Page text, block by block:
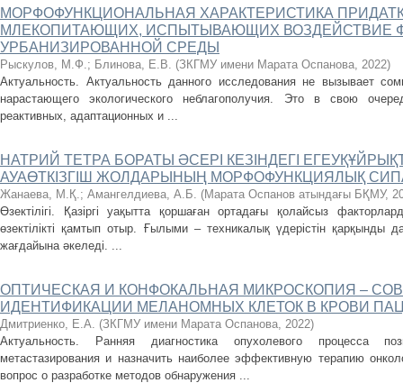
МОРФОФУНКЦИОНАЛЬНАЯ ХАРАКТЕРИСТИКА
МЛЕКОПИТАЮЩИХ, ИСПЫТЫВАЮЩИХ ВОЗДЕЙСТВИЕ
УРБАНИЗИРОВАННОЙ СРЕДЫ
Рыскулов, М.Ф.; Блинова, Е.В. (ЗКГМУ имени Марата Оспанова, 2022)
Актуальность. Актуальность данного исследования не вызывает
нарастающего экологического неблагополучия. Это в свою
реактивных, адаптационных и ...
НАТРИЙ ТЕТРА БОРАТЫ ӘСЕРІ КЕЗІНДЕГІ
АУАӨТКІЗГІШ ЖОЛДАРЫНЫҢ МОРФОФУНКЦИЯЛЫҚ
Жанаева, М.Қ.; Амангелдиева, А.Б. (Марата Оспанов атындағы БҚМУ,
Өзектілігі. Қазіргі уақытта қоршаған ортадағы қолайсыз
өзектілікті қамтып отыр. Ғылыми – техникалық үдерістін қарқынды
жағдайына әкеледі. ...
ОПТИЧЕСКАЯ И КОНФОКАЛЬНАЯ МИКРОСКОПИЯ –
ИДЕНТИФИКАЦИИ МЕЛАНОМНЫХ КЛЕТОК В КРОВИ
Дмитриенко, Е.А. (ЗКГМУ имени Марата Оспанова, 2022)
Актуальность. Ранняя диагностика опухолевого процесса
метастазирования и назначить наиболее эффективную терапию
вопрос о разработке методов обнаружения ...